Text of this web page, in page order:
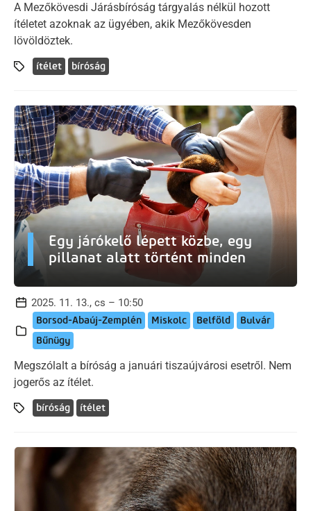
A Mezőkövesdi Járásbíróság tárgyalás nélkül hozott
ítéletet azoknak az ügyében, akik Mezőkövesden
lövöldöztek.
ítélet bíróság
Egy járókelő lépett közbe, egy
pillanat alatt történt minden
2025. 11. 13., cs – 10:50
Borsod-Abaúj-Zemplén Miskolc Belföld
Bulvár
Bűnügy
Megszólalt a bíróság a januári tiszaújvárosi esetről. Nem
jogerős az ítélet.
bíróság ítélet